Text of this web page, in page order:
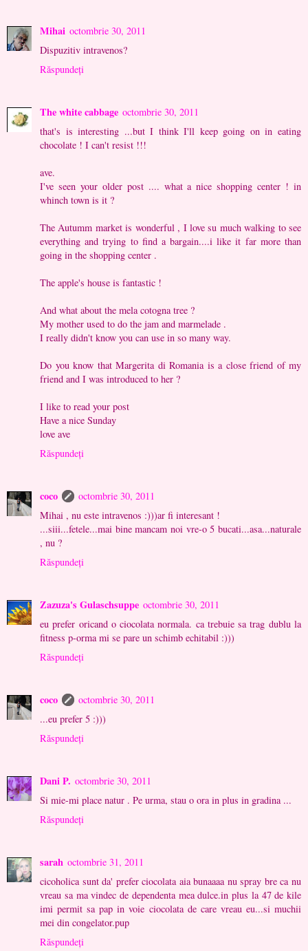
Mihai octombrie 30, 2011
Dispuzitiv intravenos?
Răspundeți
The white cabbage octombrie 30, 2011
that's is interesting ...but I think I'll keep going on in eating
chocolate ! I can't resist !!!
ave.
I've seen your older post .... what a nice shopping center ! in
whinch town is it ?
The Autumm market is wonderful , I love su much walking to see
everything and trying to find a bargain....i like it far more than
going in the shopping center .
The apple's house is fantastic !
And what about the mela cotogna tree ?
My mother used to do the jam and marmelade .
I really didn't know you can use in so many way.
Do you know that Margerita di Romania is a close friend of my
friend and I was introduced to her ?
I like to read your post
Have a nice Sunday
love ave
Răspundeți
coco
octombrie 30, 2011
Mihai , nu este intravenos :)))ar fi interesant !
...siii...fetele...mai bine mancam noi vre-o 5 bucati...asa...naturale
, nu ?
Răspundeți
Zazuza's Gulaschsuppe octombrie 30, 2011
eu prefer oricand o ciocolata normala. ca trebuie sa trag dublu la
fitness p-orma mi se pare un schimb echitabil :)))
Răspundeți
coco
octombrie 30, 2011
...eu prefer 5 :)))
Răspundeți
Dani P. octombrie 30, 2011
Si mie-mi place natur . Pe urma, stau o ora in plus in gradina ...
Răspundeți
sarah octombrie 31, 2011
cicoholica sunt da' prefer ciocolata aia bunaaaa nu spray bre ca nu
vreau sa ma vindec de dependenta mea dulce.in plus la 47 de kile
imi permit sa pap in voie ciocolata de care vreau eu...si muchii
mei din congelator.pup
Răspundeți